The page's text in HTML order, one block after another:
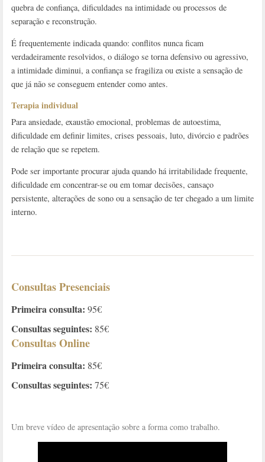
quebra de confiança, dificuldades na intimidade ou processos de
separação e reconstrução.
É frequentemente indicada quando: conflitos nunca ficam
verdadeiramente resolvidos, o diálogo se torna defensivo ou agressivo,
a intimidade diminui, a confiança se fragiliza ou existe a sensação de
que já não se conseguem entender como antes.
Terapia individual
Para ansiedade, exaustão emocional, problemas de autoestima,
dificuldade em definir limites, crises pessoais, luto, divórcio e padrões
de relação que se repetem.
Pode ser importante procurar ajuda quando há irritabilidade frequente,
dificuldade em concentrar-se ou em tomar decisões, cansaço
persistente, alterações de sono ou a sensação de ter chegado a um limite
interno.
Consultas Presenciais
Primeira consulta: 95€
Consultas seguintes: 85€
Consultas Online
Primeira consulta: 85€
Consultas seguintes: 75€
Um breve vídeo de apresentação sobre a forma como trabalho.